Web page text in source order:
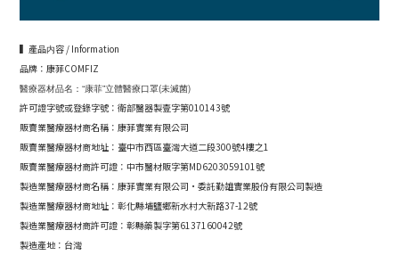
▍產品内容 / Information
品牌：康菲COMFIZ
醫療器材品名：“康菲”立體醫療口罩(未滅菌)
許可證字號或登錄字號：衛部醫器製壹字第010143號
販賣業醫療器材商名稱：康菲實業有限公司
販賣業醫療器材商地址： 臺中市西區臺灣大道二段300號4樓之1
販賣業醫療器材商許可證： 中市醫材販字第MD6203059101號
製造業醫療器材商名稱：康菲實業有限公司·委託勤雄實業股份有限公司製造
製造業醫療器材商地址：彰化縣埔鹽鄉新水村大新路37-12號
製造業醫療器材商許可證：彰縣藥製字第6137160042號
製造產地：台灣